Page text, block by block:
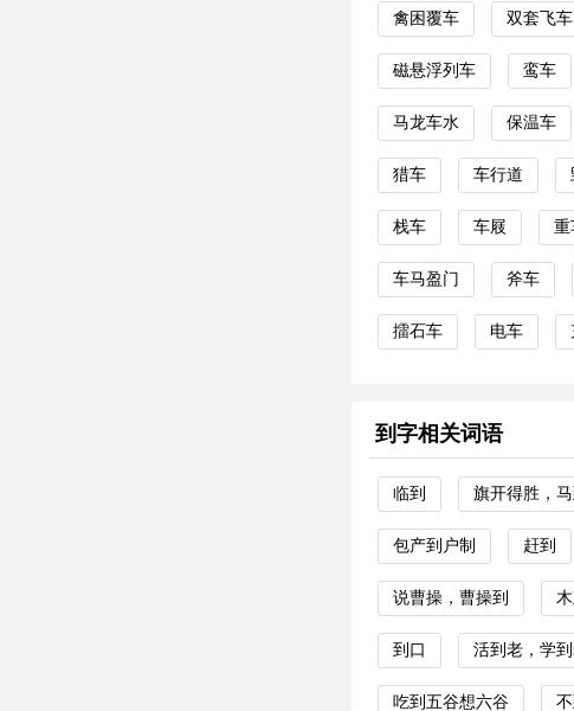
禽困覆车 双套飞车
磁悬浮列车 鸾车
马龙车水 保温车
猎车 车行道
栈车 车屐 重
车马盈门 斧车
擂石车 电车
到字相关词语
临到 旗开得胜，
包产到户制 赶到
说曹操，曹操到
到口 活到老，学
吃到五谷想六谷